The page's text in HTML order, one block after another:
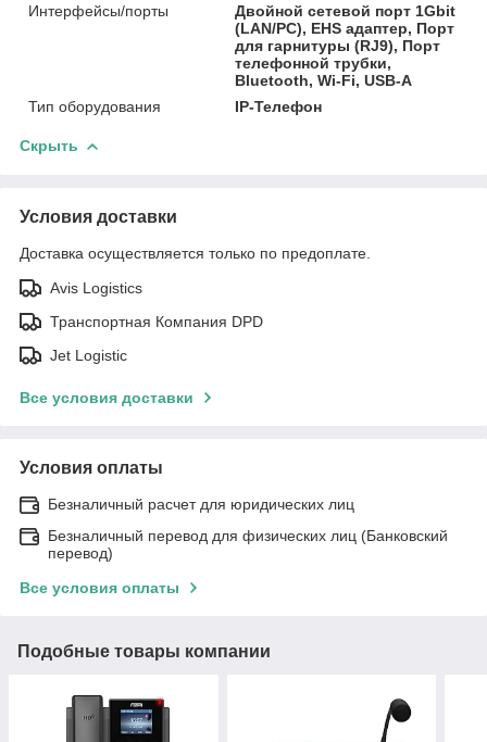
Интерфейсы/порты
Двойной сетевой порт 1Gbit
(LAN/PC), EHS адаптер, Порт
для гарнитуры (RJ9), Порт
телефонной трубки,
Bluetooth, Wi-Fi, USB-A
Тип оборудования
IP-Телефон
Скрыть
Условия доставки
Доставка осуществляется только по предоплате.
Avis Logistics
Транспортная Компания DPD
Jet Logistic
Все условия доставки
Условия оплаты
Безналичный расчет для юридических лиц
Безналичный перевод для физических лиц (Банковский
перевод)
Все условия оплаты
Подобные товары компании